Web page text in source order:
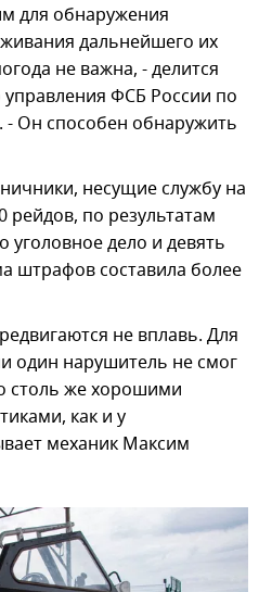
для обнаружения
дальнейшего их
не важна, - делится
ФСБ России по
- Он способен обнаружить
несущие службу на
рейдов, по результатам
уголовное дело и девять
штрафов составила более
не вплавь. Для
один нарушитель не смог
столь же хорошими
как и у
механик Максим